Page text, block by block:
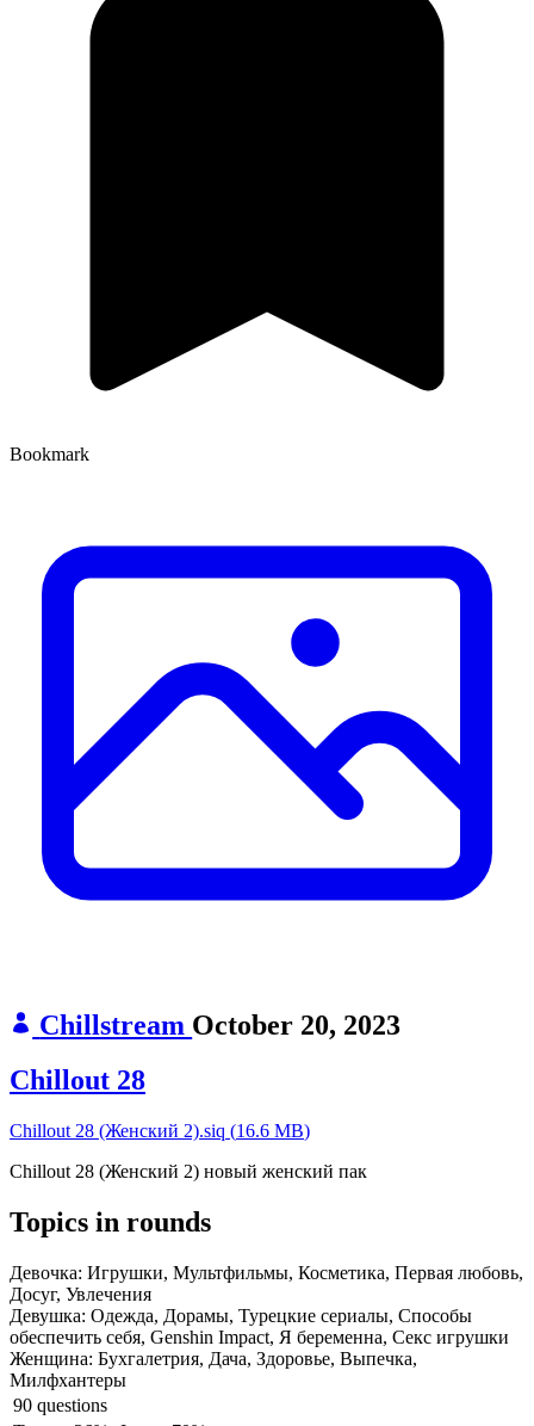
Bookmark
Chillstream October 20, 2023
Chillout 28
Chillout 28 (Женский 2).siq (16.6 MB)
Chillout 28 (Женский 2) новый женский пак
Topics in rounds
Девочка: Игрушки, Мультфильмы, Косметика, Первая любовь,
Досуг, Увлечения
Девушка: Одежда, Дорамы, Турецкие сериалы, Способы
обеспечить себя, Genshin Impact, Я беременна, Секс игрушки
Женщина: Бухгалетрия, Дача, Здоровье, Выпечка,
Милфхантеры
90 questions